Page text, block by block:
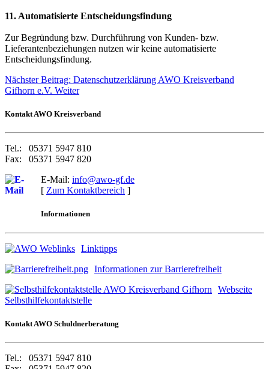
11. Automatisierte Entscheidungsfindung
Zur Begründung bzw. Durchführung von Kunden- bzw.
Lieferantenbeziehungen nutzen wir keine automatisierte
Entscheidungsfindung.
Nächster Beitrag: Datenschutzerklärung AWO Kreisverband
Gifhorn e.V. Weiter
Kontakt AWO Kreisverband
Tel.: 05371 5947 810
Fax: 05371 5947 820
E-Mail: info@awo-gf.de
[ Zum Kontaktbereich ]
Informationen
Linktipps
Informationen zur Barrierefreiheit
Webseite
Selbsthilfekontaktstelle
Kontakt AWO Schuldnerberatung
Tel.: 05371 5947 810